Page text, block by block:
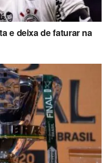
e deixa de faturar na